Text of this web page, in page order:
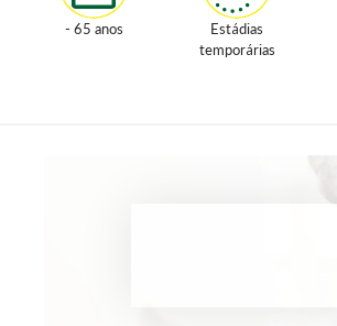
- 65 anos
Estádias
temporárias